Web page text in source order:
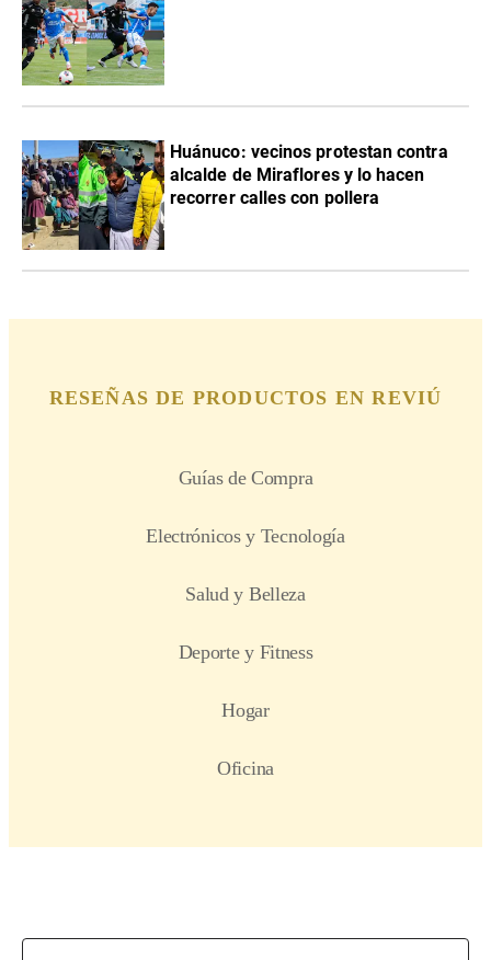
Huánuco: vecinos protestan contra
alcalde de Miraflores y lo hacen
recorrer calles con pollera